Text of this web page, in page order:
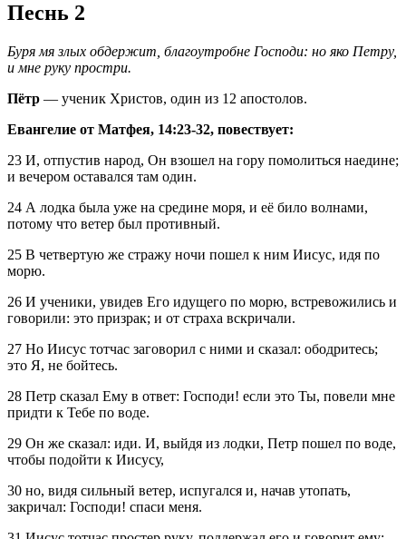
Песнь 2
Буря мя злых обдержит, благоутробне Господи: но яко Петру,
и мне руку простри.
Пётр — ученик Христов, один из 12 апостолов.
Евангелие от Матфея, 14:23-32, повествует:
23 И, отпустив народ, Он взошел на гору помолиться наедине;
и вечером оставался там один.
24 А лодка была уже на средине моря, и её било волнами,
потому что ветер был противный.
25 В четвертую же стражу ночи пошел к ним Иисус, идя по
морю.
26 И ученики, увидев Его идущего по морю, встревожились и
говорили: это призрак; и от страха вскричали.
27 Но Иисус тотчас заговорил с ними и сказал: ободритесь;
это Я, не бойтесь.
28 Петр сказал Ему в ответ: Господи! если это Ты, повели мне
придти к Тебе по воде.
29 Он же сказал: иди. И, выйдя из лодки, Петр пошел по воде,
чтобы подойти к Иисусу,
30 но, видя сильный ветер, испугался и, начав утопать,
закричал: Господи! спаси меня.